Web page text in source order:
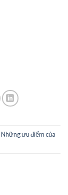
Những ưu điểm của